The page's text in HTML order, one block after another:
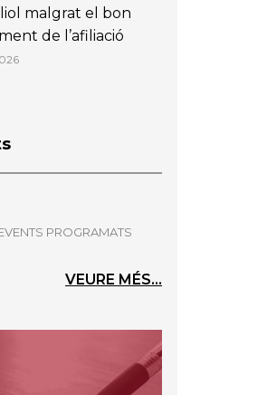
malgrat el bon
de l’afiliació
PROGRAMATS
VEURE MÉS...